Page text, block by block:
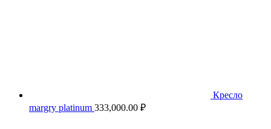
Кресло
margry platinum 333,000.00 ₽